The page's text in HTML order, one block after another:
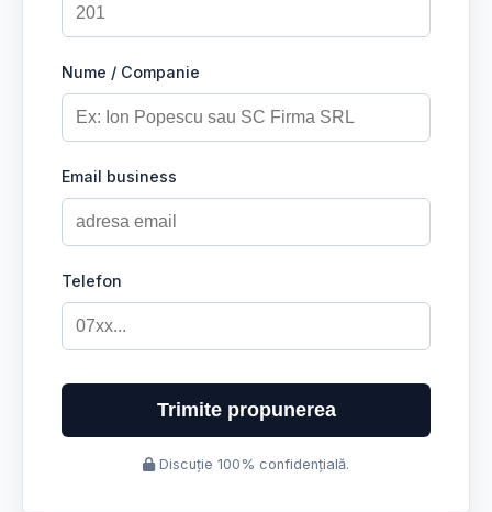
Nume / Companie
Email business
Telefon
Trimite propunerea
Discuție 100% confidențială.